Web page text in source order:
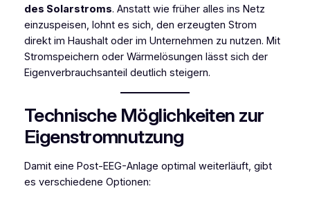
des Solarstroms. Anstatt wie früher alles ins Netz
einzuspeisen, lohnt es sich, den erzeugten Strom
direkt im Haushalt oder im Unternehmen zu nutzen. Mit
Stromspeichern oder Wärmelösungen lässt sich der
Eigenverbrauchsanteil deutlich steigern.
Technische Möglichkeiten zur
Eigenstromnutzung
Damit eine Post-EEG-Anlage optimal weiterläuft, gibt
es verschiedene Optionen: